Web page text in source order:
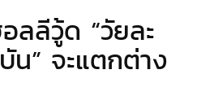
มายา
ลลีวู้ด “วัยละ
” จะแตกต่าง